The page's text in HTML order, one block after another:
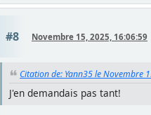
#8 Novembre 15, 2025, 16:06:59
Citation de: Yann35 le Novembre
J'en demandais pas tant!